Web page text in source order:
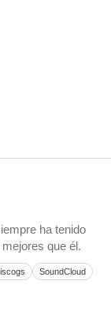
ha tenido
que él.
SoundCloud